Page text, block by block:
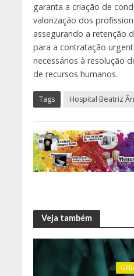
garanta a criação de
valorização dos
assegurando a retenção
para a contratação
necessários à resolução
de recursos humanos.
Tags Hospital Beatriz
Veja também